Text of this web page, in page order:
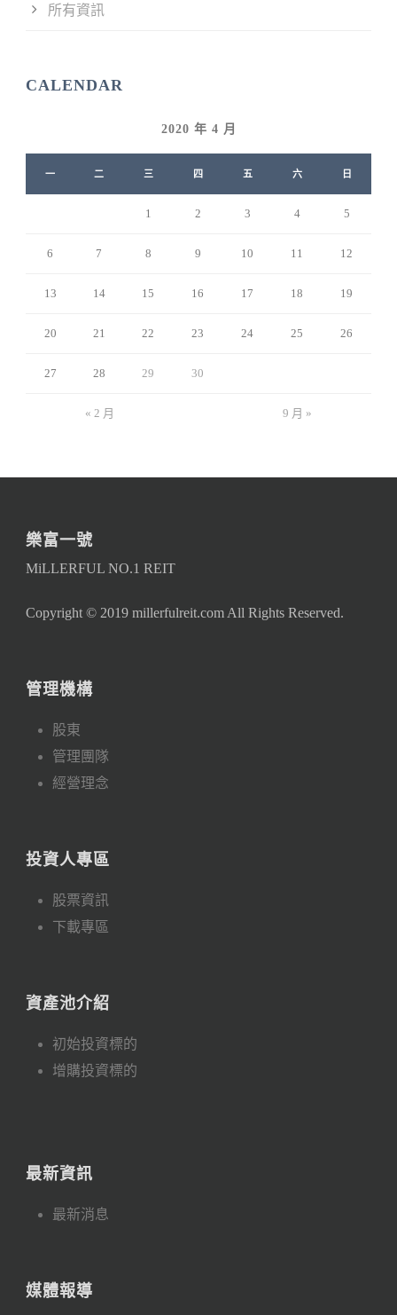
所有資訊
CALENDAR
2020 年 4 月
一 二 三 四 五 六 日
« 2 月 9 月 »
1 2 3 4 5
6 7 8 9 10 11 12
13 14 15 16 17 18 19
20 21 22 23 24 25 26
27 28 29 30
樂富一號
MiLLERFUL NO.1 REIT
Copyright © 2019 millerfulreit.com All Rights Reserved.
管理機構
股東
管理團隊
經營理念
投資人專區
股票資訊
下載專區
資產池介紹
初始投資標的
增購投資標的
最新資訊
最新消息
媒體報導